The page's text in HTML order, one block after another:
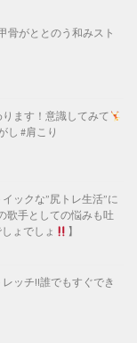
骨がととのう和みスト
ます！意識してみて
し #肩こり
ックな”尻トレ生活”に
歌手としての悩みも吐
ょでしょ
】
ッチ!!誰でもすぐでき